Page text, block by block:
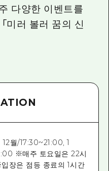
다양한 이벤트를
미러 볼러 꿈의 신
12월/17:30~21:00, 1
※매주 토요일은 22시
장은 점등 종료의 1시간